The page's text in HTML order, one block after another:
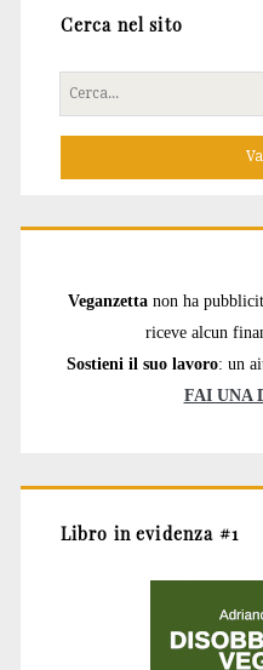
Cerca nel sito
Cerca
per:
Veganzetta non ha
riceve alcun
Sostieni il suo lavoro: un
FAI UNA
Libro in evidenza #1